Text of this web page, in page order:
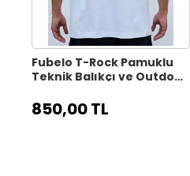
Fubelo T-Rock Pamuklu
Teknik Balıkçı ve Outdoor
850,00 TL